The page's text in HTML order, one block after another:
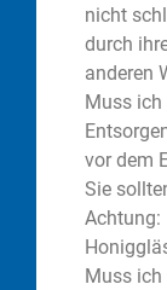
nicht
durch
anderen
Muss ich
vor dem
Sie
Achtung:
Muss ich